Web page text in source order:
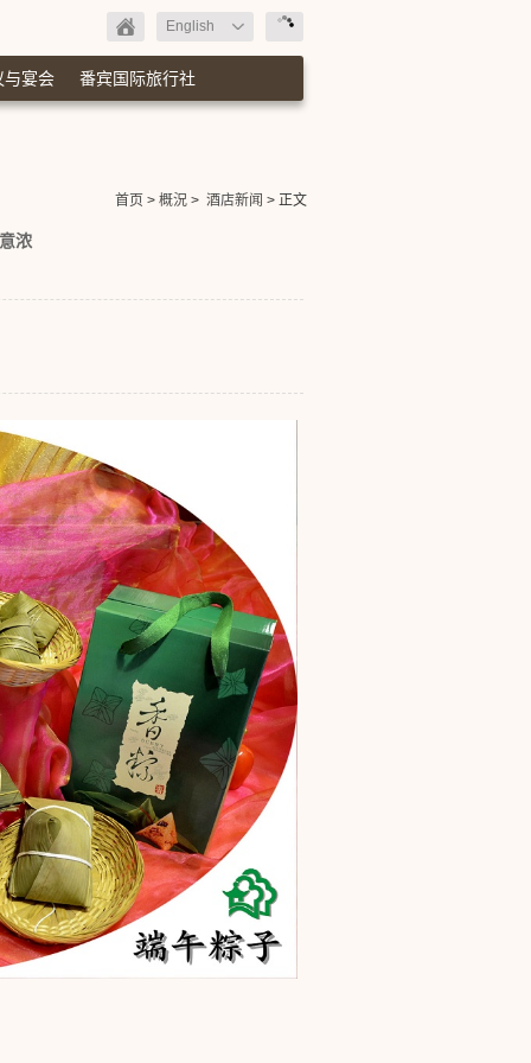
English
与宴会 番宾国际旅行社
首页 > 概況 > 酒店新闻 > 正文
浓